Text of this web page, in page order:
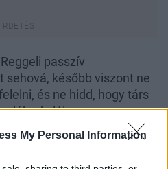
My Personal Information
Reggeli passzív
sehová, később viszont ne
és ne hidd, hogy társ
lábad alól.
A nap első fele alkalmas